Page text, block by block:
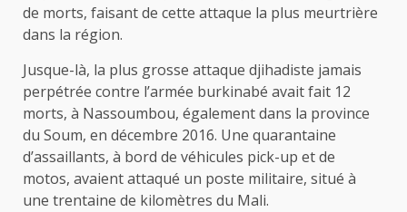
de morts, faisant de cette attaque la plus meurtrière
dans la région.
Jusque-là, la plus grosse attaque djihadiste jamais
perpétrée contre l’armée burkinabé avait fait 12
morts, à Nassoumbou, également dans la province
du Soum, en décembre 2016. Une quarantaine
d’assaillants, à bord de véhicules pick-up et de
motos, avaient attaqué un poste militaire, situé à
une trentaine de kilomètres du Mali.